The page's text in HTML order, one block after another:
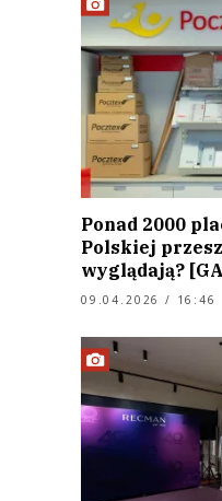
Ponad 2000
Polskiej
wyglądają?
09.04.2026 / 16:46